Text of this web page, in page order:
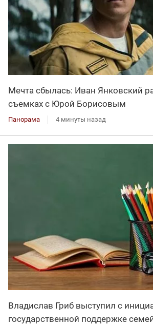
Мечта сбылась: Иван Янковский
съемках с Юрой Борисовым
Панорама 4 минуты назад
Владислав Гриб выступил с
государственной поддержке